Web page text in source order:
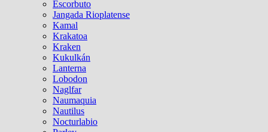
Escorbuto
Jangada Rioplatense
Kamal
Krakatoa
Kraken
Kukulkán
Lanterna
Lobodon
Naglfar
Naumaquia
Nautilus
Nocturlabio